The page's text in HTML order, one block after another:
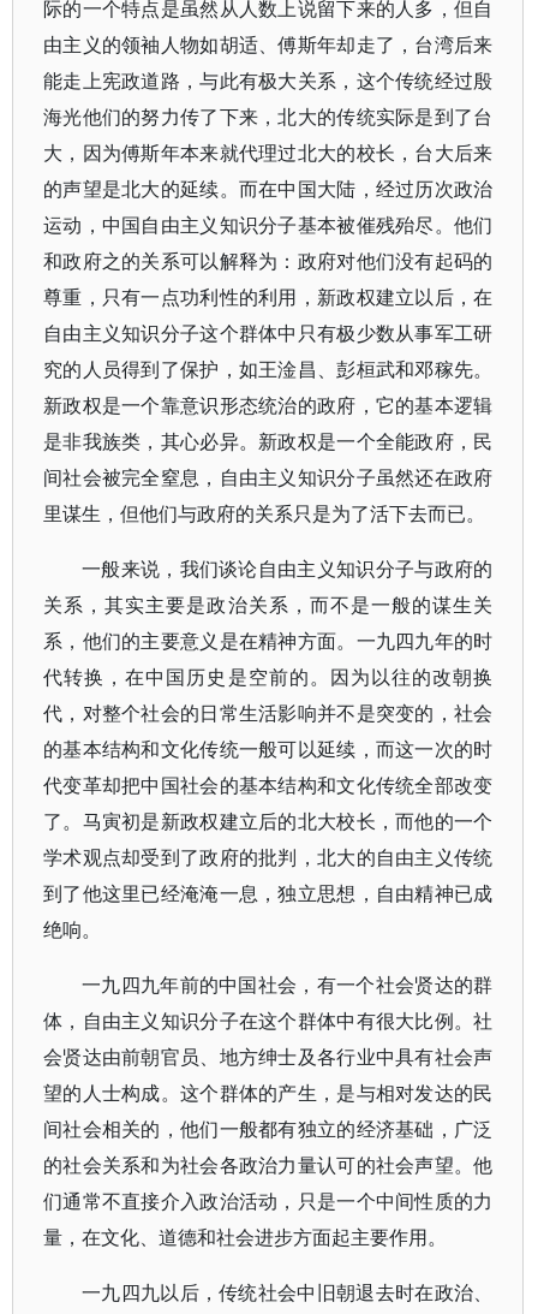
际的一个特点是虽然从人数上说留下来的人多，但自
由主义的领袖人物如胡适、傅斯年却走了，台湾后来
能走上宪政道路，与此有极大关系，这个传统经过殷
海光他们的努力传了下来，北大的传统实际是到了台
大，因为傅斯年本来就代理过北大的校长，台大后来
的声望是北大的延续。而在中国大陆，经过历次政治
运动，中国自由主义知识分子基本被催残殆尽。他们
和政府之的关系可以解释为：政府对他们没有起码的
尊重，只有一点功利性的利用，新政权建立以后，在
自由主义知识分子这个群体中只有极少数从事军工研
究的人员得到了保护，如王淦昌、彭桓武和邓稼先。
新政权是一个靠意识形态统治的政府，它的基本逻辑
是非我族类，其心必异。新政权是一个全能政府，民
间社会被完全窒息，自由主义知识分子虽然还在政府
里谋生，但他们与政府的关系只是为了活下去而已。
一般来说，我们谈论自由主义知识分子与政府的
关系，其实主要是政治关系，而不是一般的谋生关
系，他们的主要意义是在精神方面。一九四九年的时
代转换，在中国历史是空前的。因为以往的改朝换
代，对整个社会的日常生活影响并不是突变的，社会
的基本结构和文化传统一般可以延续，而这一次的时
代变革却把中国社会的基本结构和文化传统全部改变
了。马寅初是新政权建立后的北大校长，而他的一个
学术观点却受到了政府的批判，北大的自由主义传统
到了他这里已经淹淹一息，独立思想，自由精神已成
绝响。
一九四九年前的中国社会，有一个社会贤达的群
体，自由主义知识分子在这个群体中有很大比例。社
会贤达由前朝官员、地方绅士及各行业中具有社会声
望的人士构成。这个群体的产生，是与相对发达的民
间社会相关的，他们一般都有独立的经济基础，广泛
的社会关系和为社会各政治力量认可的社会声望。他
们通常不直接介入政治活动，只是一个中间性质的力
量，在文化、道德和社会进步方面起主要作用。
一九四九以后，传统社会中旧朝退去时在政治、